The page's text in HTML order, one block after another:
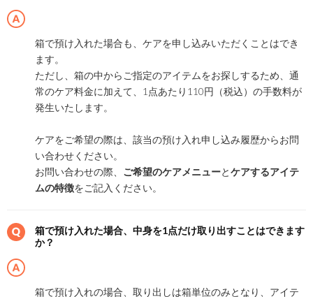
箱で預け入れた場合も、ケアを申し込みいただくことはでき
ます。
ただし、箱の中からご指定のアイテムをお探しするため、通
常のケア料金に加えて、1点あたり110円（税込）の手数料が
発生いたします。
ケアをご希望の際は、該当の預け入れ申し込み履歴からお問
い合わせください。
お問い合わせの際、 ご希望のケアメニューとケアするアイテ
ムの特徴をご記入ください。
箱で預け入れた場合、中身を1点だけ取り出すことはできます
か？
箱で預け入れの場合、取り出しは箱単位のみとなり、アイテ